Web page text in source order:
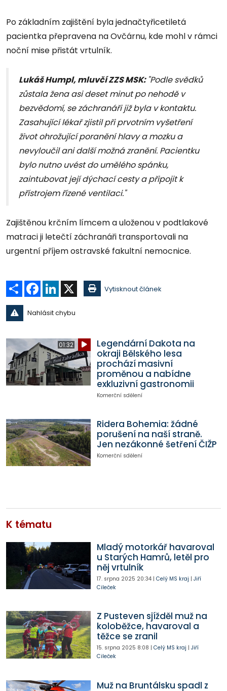
Po základním zajištění byla jednačtyřicetiletá
pacientka přepravena na Ovčárnu, kde mohl v rámci
noční mise přistát vrtulník.
Lukáš Humpl, mluvčí ZZS MSK: "Podle svědků
zůstala žena asi deset minut po nehodě v
bezvědomí, se záchranáři již byla v kontaktu.
Zasahující lékař zjistil při prvotním vyšetření
život ohrožující poranění hlavy a mozku a
nevyloučil ani další možná zranění. Pacientku
bylo nutno uvést do umělého spánku,
zaintubovat její dýchací cesty a připojit k
přístrojem řízené ventilaci."
Zajištěnou krčním límcem a uloženou v podtlakové
matraci ji letečtí záchranáři transportovali na
urgentní příjem ostravské fakultní nemocnice.
Sdílet Facebook
LinkedIn Vytisknout článek
Nahlásit chybu
01:32
Legendární Dakota na
okraji Bělského lesa
prochází masivní
proměnou a nabídne
exkluzivní gastronomii
Komerční sdělení
Ridera Bohemia: žádné
porušení na naší straně.
Jen nezákonné šetření ČIŽP
Komerční sdělení
K tématu
Mladý motorkář havaroval
u Starých Hamrů, letěl pro
něj vrtulník
17. srpna 2025 20:34| Celý MS kraj | Jiří
Cileček
Z Pusteven sjížděl muž na
koloběžce, havaroval a
těžce se zranil
15. srpna 2025 8:08 | Celý MS kraj | Jiří
Cileček
Muž na Bruntálsku spadl z